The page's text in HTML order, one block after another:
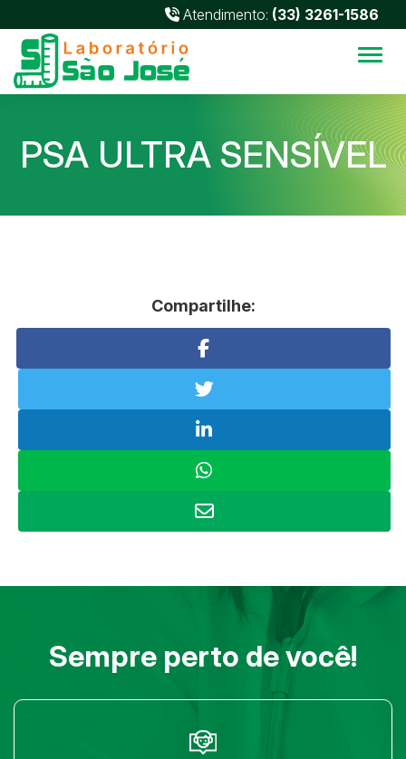
Atendimento: (33) 3261-1586
PSA ULTRA SENSÍVEL
Compartilhe:
Sempre perto de você!